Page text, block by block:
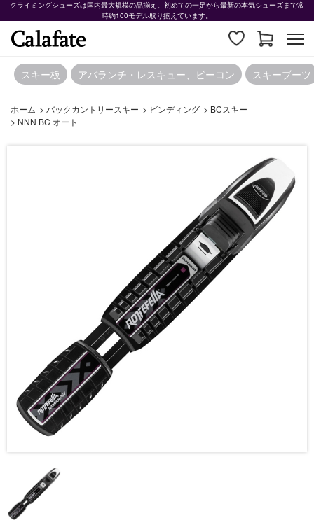
クライミングシューズは国内最大規模の品揃え。初めての一足から最新の本気シューズまで常
時約100モデル取り揃えています。
スキー板 アバランチ・レスキュー、ビーコン スキーブーツ
ホーム > バックカントリースキー > ビンディング > BCスキー
> NNN BC オート